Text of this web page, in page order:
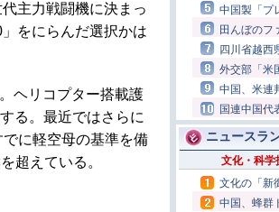
主力戦闘機に決まっ
をにらんだ選択かは
ヘリコプター搭載護
る。最近ではさらに
に軽空母の基準を備
超えている。